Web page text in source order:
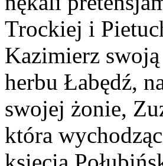
Trockiej i
Kazimierz
herbu Łabędź,
swojej żonie,
która